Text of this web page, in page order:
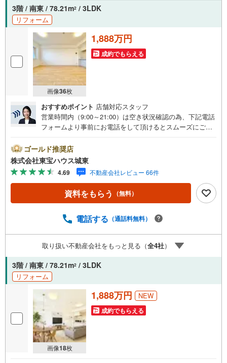
3階 / 南東 / 78.21m2 / 3LDK
リフォーム
画像36枚
1,888万円
成約でもらえる
おすすめポイント 店舗対応スタッフ
営業時間内（9:00～21:00）は空き状況確認の為、下記電話
フォームより事前にお電話をして頂けるとスムーズにご案
カレンダーの作成▽ご購入後もお客様の人生のパートナー
として暮らしの「安心」を守り続けます。【Yahoo！ 不動
産キャンペーン対象店舗】当店で物件を成約するとPayPay
ボーナスライトがもらえる「Yahoo！ 不動産 物件ご成約キ
ャンペーン」の対象になります。「資料をもらう」「見学
予約をする」ボタンからお問い合わせください。※必ずYah
スライトは出金と譲渡はできません。ご案内・詳細な資料
（諸費用もOK）お気軽にお問い合わせください。
ゴールド推奨店
株式会社東宝ハウス城東
4.69 不動産会社レビュー 66件
資料をもらう （無料）
電話する （通話料無料）
取り扱い不動産会社をもっと見る（全4社）
3階 / 南東 / 78.21m2 / 3LDK
リフォーム
画像18枚
1,888万円 NEW
成約でもらえる